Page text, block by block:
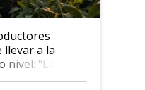
a la
"Las
son